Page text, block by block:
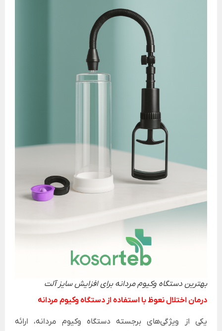
بهترین دستگاه وکیوم مردانه برای افزایش سایز آلت
درمان اختلال نعوظ با استفاده از دستگاه وکیوم مردانه
یکی از ویژگی‌های برجسته دستگاه وکیوم مردانه، ارائه